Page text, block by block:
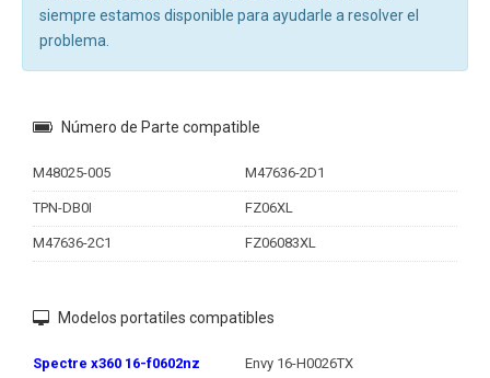
siempre estamos disponible para ayudarle a resolver el
problema.
Número de Parte compatible
M48025-005 M47636-2D1
TPN-DB0I FZ06XL
M47636-2C1 FZ06083XL
Modelos portatiles compatibles
Spectre x360 16-f0602nz Envy 16-H0026TX